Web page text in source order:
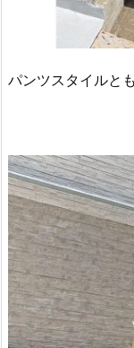
パンツスタイル